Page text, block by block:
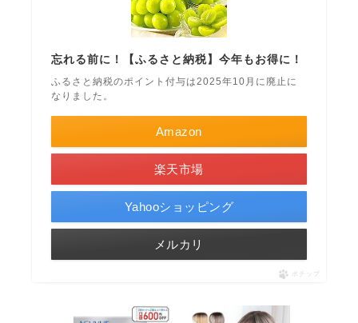
忘れる前に！【ふるさと納税】今年もお得に！
ふるさと納税のポイント付与は2025年10月に廃止に
なりました。
Amazon
楽天市場
Yahooショッピング
メルカリ
ポチップ